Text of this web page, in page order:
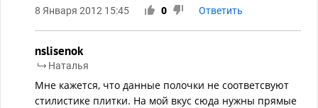
8 Января 2012 15:45 0 Ответить
nslisenok
Наталья
Мне кажется, что данные полочки не соответсвуют
стилистике плитки. На мой вкус сюда нужны прямые